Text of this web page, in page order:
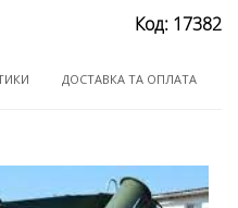
Код: 17382
ДОСТАВКА ТА ОПЛАТА